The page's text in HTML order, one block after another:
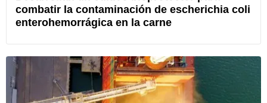
combatir la contaminación de escherichia coli
enterohemorrágica en la carne